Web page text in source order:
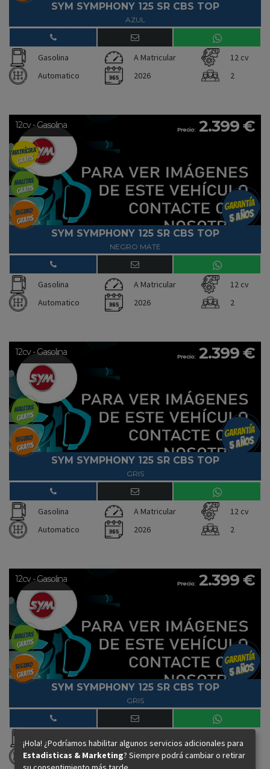
SYM SYMPHONY 125 SR CBS TOP
AZUL
Gasolina A Matricular
12 cv
Automatico
2026 2
Precio: 2.399 €
12cv - Gasolina
SYM SYMPHONY 125 SR CBS TOP
NEGRO MATE
Gasolina A Matricular
12 cv
Automatico
2026 2
Precio: 2.399 €
12cv - Gasolina
SYM SYMPHONY 125 SR CBS TOP
GRIS
Gasolina A Matricular
12 cv
Automatico
2026 2
Precio: 2.399 €
12cv - Gasolina
SYM SYMPHONY 125 SR CBS TOP
GRIS
Gasolina A Matricular
Automatico
2026 2
¡Hola! ¿Podríamos habilitar algunos servicios adicionales para
Estadisticas & Marketing? Siempre podrá cambiar o retirar